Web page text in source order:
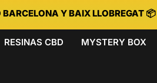
Y BAIX LLOBREGAT
RESINAS CBD MYSTERY BOX